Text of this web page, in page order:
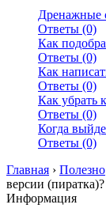
Дренажные
Ответы (0)
Как
Ответы (0)
Как
Ответы (0)
Как убрать
Ответы (0)
Когда
Ответы (0)
Главная › Полезно
версии (пиратка)?
Информация